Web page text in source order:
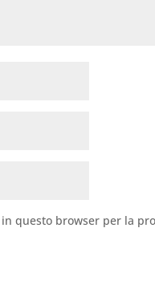
questo browser per la